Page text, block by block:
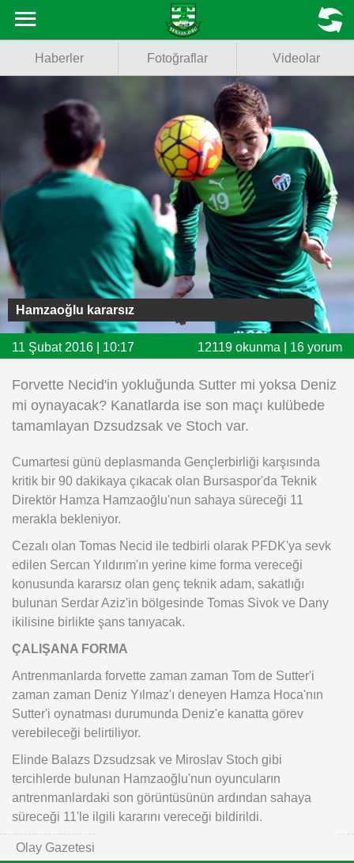
Fotoğraflar
Videolar
Basketbol
Voleybol
Puan Durumu
Fikstür
Facebook
Twitter
Instagram
Android
iOS
MENU
Haberler Fotoğraflar Videolar
Hamzaoğlu kararsız
11 Şubat 2016 | 10:17 12119 okunma | 16 yorum
Forvette Necid'in yokluğunda Sutter mi yoksa Deniz
mi oynayacak? Kanatlarda ise son maçı kulübede
tamamlayan Dzsudzsak ve Stoch var.
Cumartesi günü deplasmanda Gençlerbirliği karşısında
kritik bir 90 dakikaya çıkacak olan Bursaspor'da Teknik
Direktör Hamza Hamzaoğlu'nun sahaya süreceği 11
merakla bekleniyor.
Cezalı olan Tomas Necid ile tedbirli olarak PFDK'ya sevk
edilen Sercan Yıldırım'ın yerine kime forma vereceği
konusunda kararsız olan genç teknik adam, sakatlığı
bulunan Serdar Aziz'in bölgesinde Tomas Sivok ve Dany
ikilisine birlikte şans tanıyacak.
ÇALIŞANA FORMA
Antrenmanlarda forvette zaman zaman Tom de Sutter'i
zaman zaman Deniz Yılmaz'ı deneyen Hamza Hoca'nın
Sutter'i oynatması durumunda Deniz'e kanatta görev
verebileceği belirtiliyor.
Elinde Balazs Dzsudzsak ve Miroslav Stoch gibi
tercihlerde bulunan Hamzaoğlu'nun oyuncuların
antrenmanlardaki son görüntüsünün ardından sahaya
süreceği 11'le ilgili kararını vereceği bildirildi.
Olay Gazetesi